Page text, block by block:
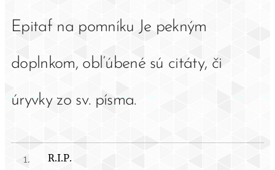
Epitaf na pomníku Je pekným
doplnkom, obľúbené sú citáty, či
úryvky zo sv. písma.
R.I.P.